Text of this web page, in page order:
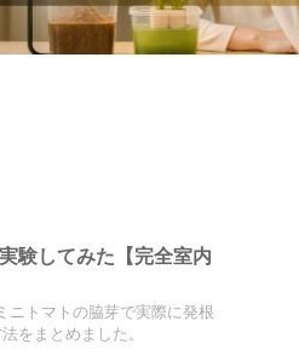
験してみた【完全室内
ニトマトの脇芽で実際に発根
をまとめました。